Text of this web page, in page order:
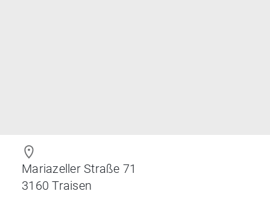
Mariazeller Straße 71
3160 Traisen